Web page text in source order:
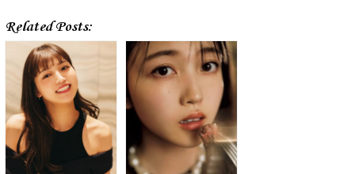
Related Posts: